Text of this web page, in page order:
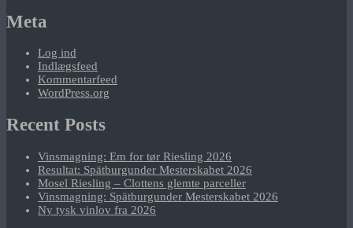
Meta
Log ind
Indlægsfeed
Kommentarfeed
WordPress.org
Recent Posts
Vinsmagning: Em for tør Riesling 2026
Resultat: Spätburgunder Mesterskabet 2026
Mosel Riesling – Clottens glemte parceller
Vinsmagning: Spätburgunder Mesterskabet 2026
Ny tysk vinlov fra 2026